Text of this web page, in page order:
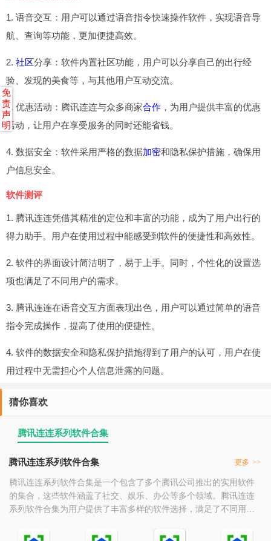
1. 语音交互：用户可以通过语音指令快速操作软件，实现语音导
航、查询等功能，更加便捷高效。
2. 社区分享：软件内置社区功能，用户可以分享自己的出行经
验、发现的美食等，与其他用户互动交流。
3. 优惠活动：腾讯连连与众多商家合作 ，为用户提供丰富的优惠
活动，让用户在享受服务的同时还能省钱。
4. 数据安全：软件采用严格的数据加密和隐私保护措施，确保用
户信息安全。
软件测评
1. 腾讯连连凭借其精准的定位和丰富的功能，成为了用户出行的
得力助手。用户在使用过程中能感受到软件的便捷性和高效性。
2. 软件的界面设计简洁明了，易于上手。同时，个性化的设置选
项也满足了不同用户的需求。
3. 腾讯连连在语音交互方面表现出色，用户可以通过简单的语音
指令完成操作，提高了使用的便捷性。
4. 软件的数据安全和隐私保护措施得到了用户的认可，用户在使
用过程中无需担心个人信息泄露的问题。
猜你喜欢
腾讯连连系列软件合集
腾讯连连系列软件合集 更多 >>
腾讯连连系列软件合集是一个包含了多个腾讯公司推出的实用软件
的集合，这些软件涵盖了社交、娱乐、办公等多个领域。腾讯连连
系列软件合集为用户提供了丰富多样的软件选择，满足了不同用户
便捷的操作体验，赢得了广大用户的喜爱和好评。
免
责
声
明